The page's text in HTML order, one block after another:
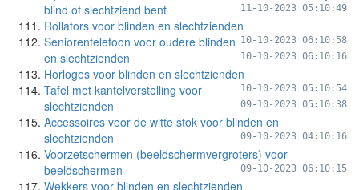
blind of slechtziend bent
11-10-2023 05:10:49
Rollators voor blinden en slechtzienden
10-10-2023 06:10:58
Seniorentelefoon voor oudere blinden
en slechtzienden
10-10-2023 06:10:16
Horloges voor blinden en slechtzienden
10-10-2023 05:10:54
Tafel met kantelverstelling voor
slechtzienden
09-10-2023 05:10:38
Accessoires voor de witte stok voor blinden en
slechtzienden
09-10-2023 04:10:16
Voorzetschermen (beeldschermvergroters) voor
beeldschermen
09-10-2023 06:10:15
Wekkers voor blinden en slechtzienden